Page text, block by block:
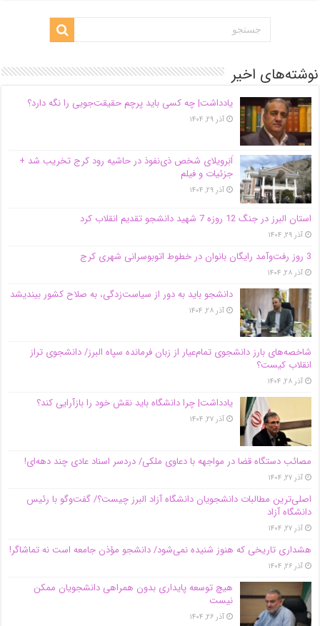
نوشته‌های اخیر
یادداشت| ‌چه کسی باید پرچم حقیقت‌جویی را نگه دارد؟
آذر ۲۹, ۱۴۰۴
اَبَر‌ویلای شخص ذی‌نفوذ در حاشیه‌ رود کرج تخریب شد +
جزئیات و فیلم
آذر ۲۹, ۱۴۰۴
استان البرز در جنگ 12 روزه 7 شهید دانشجو تقدیم انقلاب کرد
آذر ۲۹, ۱۴۰۴
3 روز رفت‌وآمد رایگان بانوان در خطوط اتوبوسرانی شهری کرج
آذر ۲۸, ۱۴۰۴
دانشجو باید به دور از سیاست‌زدگی، به صلاح کشور بیندیشد
آذر ۲۸, ۱۴۰۴
شاخصه‌های بارز دانشجوی تمام‌عیار از زبان فرمانده سپاه البرز/ دانشجوی تراز
انقلاب کیست؟
آذر ۲۸, ۱۴۰۴
یادداشت| چرا دانشگاه باید نقش خود را بازآرایی کند؟
آذر ۲۷, ۱۴۰۴
مصائب دستگاه قضا در مواجهه با دعاوی ملکی/ دردسر اسناد عادی چند‌ دهه‌ای!
آذر ۲۷, ۱۴۰۴
اصلی‌ترین مطالبات دانشجویان دانشگاه آزاد البرز چیست؟/ گفت‌وگو با رئیس
دانشگاه آز‌اد
آذر ۲۷, ۱۴۰۴
هشداری تاریخی که هنوز شنیده نمی‌شود/ دانشجو مؤذن جامعه است نه تماشاگر!
آذر ۲۶, ۱۴۰۴
هیچ توسعه پایداری بدون همراهی دانشجویان ممکن
نیست
آذر ۲۶, ۱۴۰۴